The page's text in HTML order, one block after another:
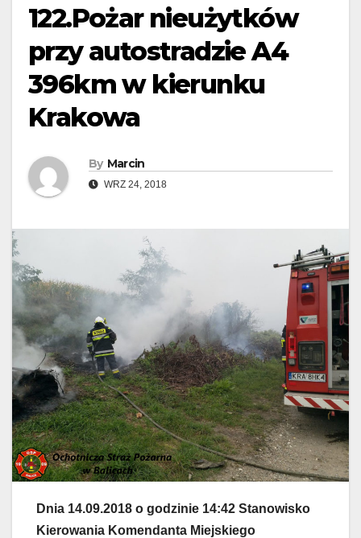
122.Pożar nieużytków
przy autostradzie A4
396km w kierunku
Krakowa
By Marcin
WRZ 24, 2018
Dnia 14.09.2018 o godzinie 14:42 Stanowisko
Kierowania Komendanta Miejskiego